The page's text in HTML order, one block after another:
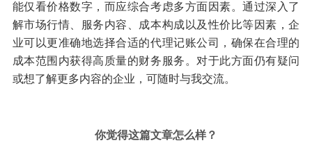
能仅看价格数字，而应综合考虑多方面因素。通过深入了
解市场行情、服务内容、成本构成以及性价比等因素，企
业可以更准确地选择合适的代理记账公司，确保在合理的
成本范围内获得高质量的财务服务。对于此方面仍有疑问
或想了解更多内容的企业，可随时与我交流。
你觉得这篇文章怎么样？